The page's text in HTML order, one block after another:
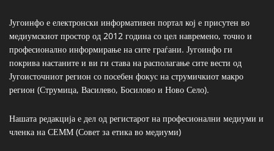
Југоинфо е електронски информативен портал кој е присутен во
медиумскиот простор од 2012 година со цел навремено, точно и
професионално информирање на сите граѓани. Југоинфо ги
покрива настаните и ви ги става на располагање сите вести од
Југоисточниот регион со посебен фокус на струмичкиот макро
регион (Струмица, Василево, Босилово и Ново Село).
Нашата редакција е дел од регистарот на професионални медиуми и
членка на СЕММ (Совет за етика во медиуми)